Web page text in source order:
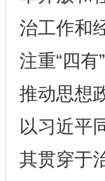
治工作和
注重“四
推动思想
以习近平
其贯穿于